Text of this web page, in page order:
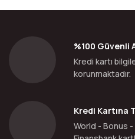
%100 Güvenli
Kredi kartı
korunmaktadır.
Kredi Kartına
World - Bonus